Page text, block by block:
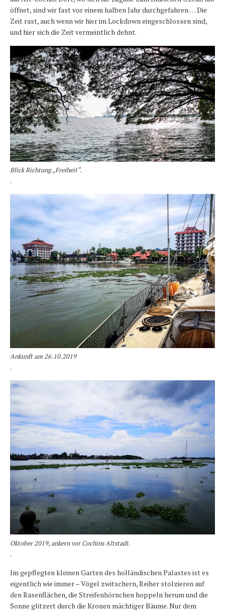
öffnet, sind wir fast vor einem halben Jahr durchgefahren … Die
Zeit rast, auch wenn wir hier im Lockdown eingeschlossen sind,
und hier sich die Zeit vermeintlich dehnt.
Blick Richtung „Freiheit“.
.
Ankunft am 26.10.2019
.
Oktober 2019, ankern vor Cochins Altstadt.
.
Im gepflegten kleinen Garten des holländischen Palastes ist es
eigentlich wie immer – Vögel zwitschern, Reiher stolzieren auf
den Rasenflächen, die Streifenhörnchen hoppeln herum und die
Sonne glitzert durch die Kronen mächtiger Bäume. Nur dem